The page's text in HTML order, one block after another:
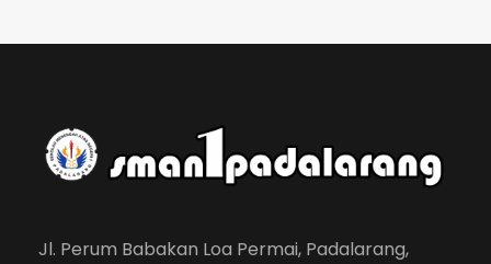
Jl. Perum Babakan Loa Permai, Padalarang,